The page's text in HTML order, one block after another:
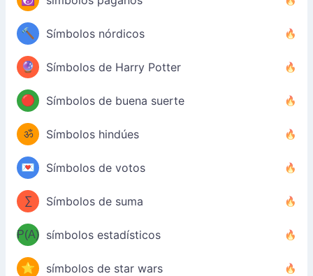
🔨 Símbolos nórdicos
🔮 Símbolos de Harry Potter
🔴 Símbolos de buena suerte
ॐ Símbolos hindúes
💌 Símbolos de votos
∑ Símbolos de suma
P(A) símbolos estadísticos
⭐ símbolos de star wars